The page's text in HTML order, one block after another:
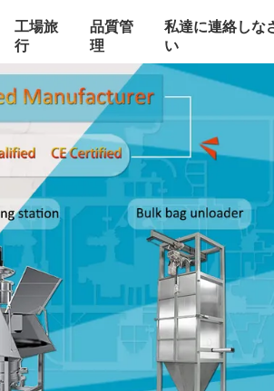
工場旅
行
品質管
理
私達に連絡しな
い